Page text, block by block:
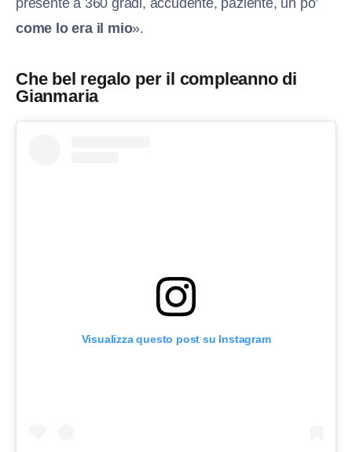
come lo era il mio».
Che bel regalo per il compleanno di
Gianmaria
Visualizza questo post su Instagram